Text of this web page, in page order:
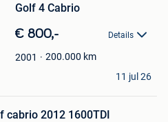
Golf 4 Cabrio
€ 800,- Details
2001 200.000 km
11 jul 26
cabrio 2012 1600TDI